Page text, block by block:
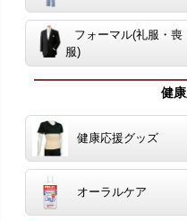
フォーマル(礼服・喪
服)
健
健康応援グッズ
オーラルケア